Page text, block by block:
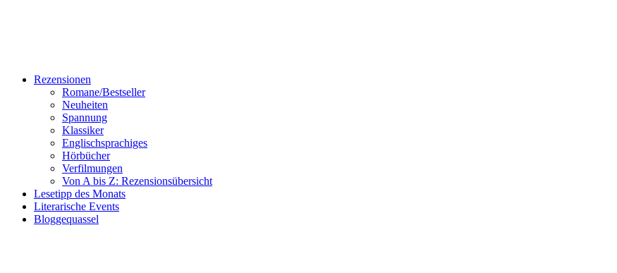
Rezensionen
Romane/Bestseller
Neuheiten
Spannung
Klassiker
Englischsprachiges
Hörbücher
Verfilmungen
Von A bis Z: Rezensionsübersicht
Lesetipp des Monats
Literarische Events
Bloggequassel